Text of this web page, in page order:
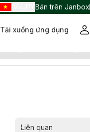
Bán trên Janbox
Tải xuống ứng dụng
Liên quan